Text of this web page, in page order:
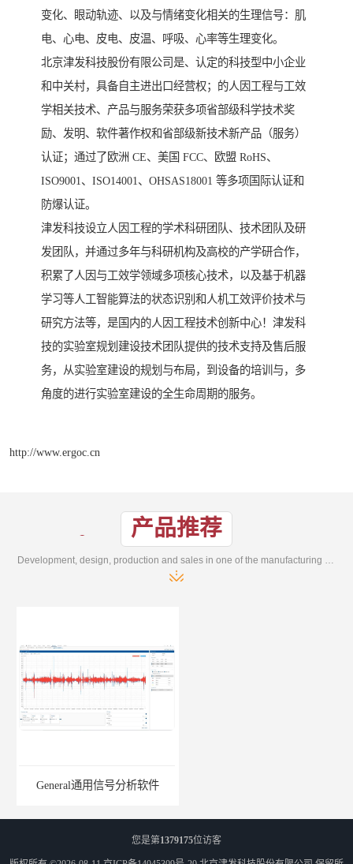
变化、眼动轨迹、以及与情绪变化相关的生理信号：肌
电、心电、皮电、皮温、呼吸、心率等生理变化。
北京津发科技股份有限公司是、认定的科技型中小企业
和中关村，具备自主进出口经营权；的人因工程与工效
学相关技术、产品与服务荣获多项省部级科学技术奖
励、发明、软件著作权和省部级新技术新产品（服务）
认证；通过了欧洲 CE、美国 FCC、欧盟 RoHS、
ISO9001、ISO14001、OHSAS18001 等多项国际认证和
防爆认证。
津发科技设立人因工程的学术科研团队、技术团队及研
发团队，并通过多年与科研机构及高校的产学研合作，
积累了人因与工效学领域多项核心技术，以及基于机器
学习等人工智能算法的状态识别和人机工效评价技术与
研究方法等，是国内的人因工程技术创新中心！津发科
技的实验室规划建设技术团队提供的技术支持及售后服
务，从实验室建设的规划与布局，到设备的培训与，多
角度的进行实验室建设的全生命周期的服务。
http://www.ergoc.cn
产品推荐
Development, design, production and sales in one of the manufacturing enterprises
General通用信号分析软件
您是第1379175位访客